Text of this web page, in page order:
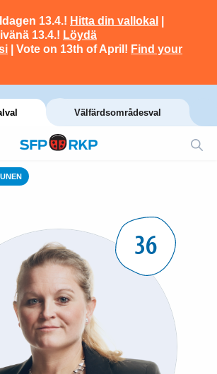
13.4.! Hitta din vallokal
13.4.! Löydä
| Vote on 13th of April! Find your
Välfärdsområdesval
36